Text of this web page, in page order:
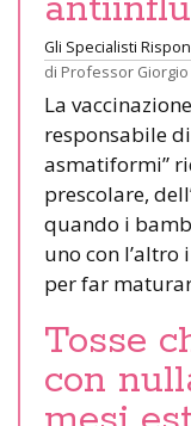
Gli Specialisti
di Professor Giorgio
La
responsabile
asmatiformi”
prescolare,
quando i
uno con
per far
Tosse
con